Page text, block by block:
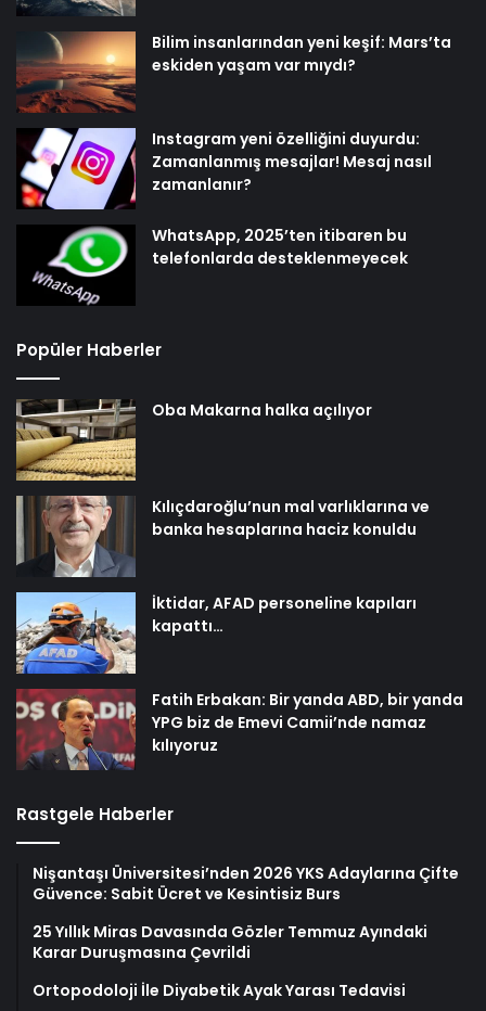
Bilim insanlarından yeni keşif: Mars’ta
eskiden yaşam var mıydı?
Instagram yeni özelliğini duyurdu:
Zamanlanmış mesajlar! Mesaj nasıl
zamanlanır?
WhatsApp, 2025’ten itibaren bu
telefonlarda desteklenmeyecek
Popüler Haberler
Oba Makarna halka açılıyor
Kılıçdaroğlu’nun mal varlıklarına ve
banka hesaplarına haciz konuldu
İktidar, AFAD personeline kapıları
kapattı…
Fatih Erbakan: Bir yanda ABD, bir yanda
YPG biz de Emevi Camii’nde namaz
kılıyoruz
Rastgele Haberler
Nişantaşı Üniversitesi’nden 2026 YKS Adaylarına Çifte
Güvence: Sabit Ücret ve Kesintisiz Burs
25 Yıllık Miras Davasında Gözler Temmuz Ayındaki
Karar Duruşmasına Çevrildi
Ortopodoloji İle Diyabetik Ayak Yarası Tedavisi